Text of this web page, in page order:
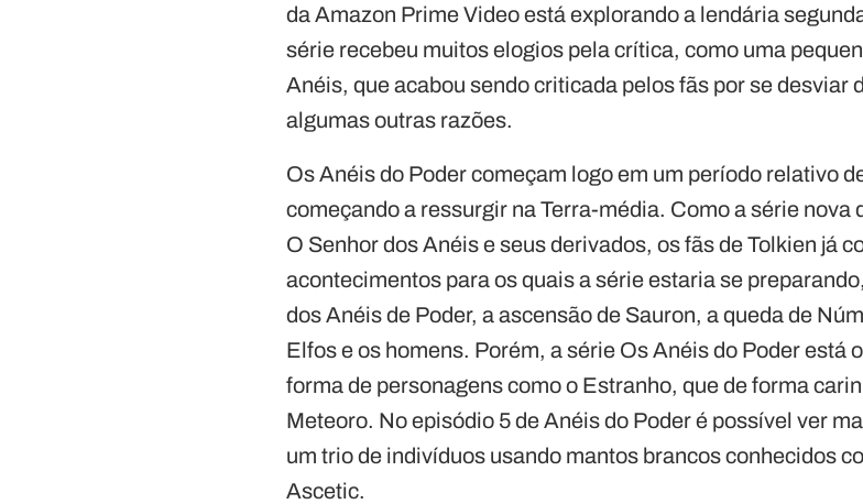
da Amazon Prime Video está explorando a lendária
série recebeu muitos elogios pela crítica, como uma
Anéis, que acabou sendo criticada pelos fãs por se desviar
algumas outras razões.
Os Anéis do Poder começam logo em um período relativo
começando a ressurgir na Terra-média. Como a série nova
O Senhor dos Anéis e seus derivados, os fãs de Tolkien já
acontecimentos para os quais a série estaria se
dos Anéis de Poder, a ascensão de Sauron, a queda de
Elfos e os homens. Porém, a série Os Anéis do Poder está
forma de personagens como o Estranho, que de forma
Meteoro. No episódio 5 de Anéis do Poder é possível ver
um trio de indivíduos usando mantos brancos conhecidos
Ascetic.